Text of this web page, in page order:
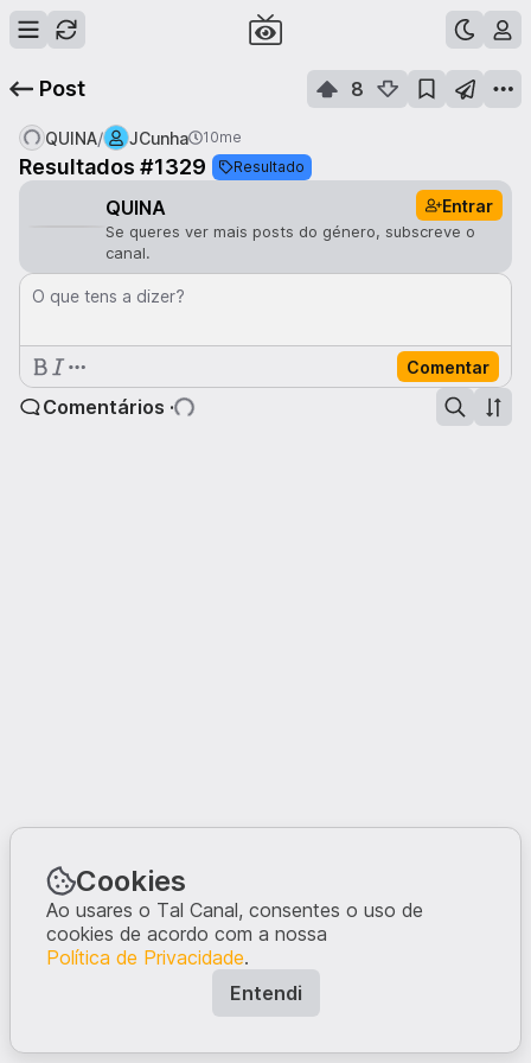
Post 8
QUINA/ JCunha 10me
Resultados #1329 Resultado
QUINA Entrar
Se queres ver mais posts do género, subscreve o
canal.
O que tens a dizer?
Comentar
Comentários ·
Cookies
Ao usares o Tal Canal, consentes o uso de
cookies de acordo com a nossa
Política de Privacidade.
Entendi